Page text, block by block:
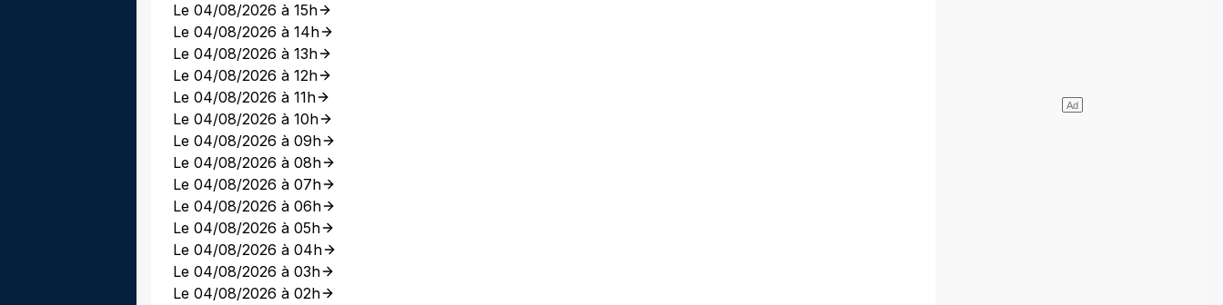
Le 04/08/2026 à 15h
Le 04/08/2026 à 14h
Le 04/08/2026 à 13h
Le 04/08/2026 à 12h
Le 04/08/2026 à 11h
Le 04/08/2026 à 10h
Le 04/08/2026 à 09h
Le 04/08/2026 à 08h
Le 04/08/2026 à 07h
Le 04/08/2026 à 06h
Le 04/08/2026 à 05h
Le 04/08/2026 à 04h
Le 04/08/2026 à 03h
Le 04/08/2026 à 02h